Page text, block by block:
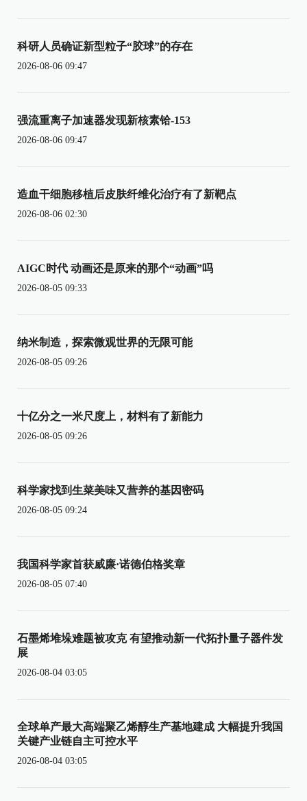
科研人员确证新型粒子“胶球”的存在
2026-08-06 09:47
强流重离子加速器发现新核素铪-153
2026-08-06 09:47
造血干细胞移植后皮肤纤维化治疗有了新靶点
2026-08-06 02:30
AIGC时代 动画还是原来的那个“动画”吗
2026-08-05 09:33
纳米制造，探索微观世界的无限可能
2026-08-05 09:26
十亿分之一米尺度上，材料有了新能力
2026-08-05 09:26
科学家找到生菜美味又营养的基因密码
2026-08-05 09:24
我国科学家首获威廉·诺德伯格奖章
2026-08-05 07:40
石墨烯堆垛难题被攻克 有望推动新一代拓扑量子器件发
展
2026-08-04 03:05
全球单产最大高端聚乙烯醇生产基地建成 大幅提升我国
关键产业链自主可控水平
2026-08-04 03:05